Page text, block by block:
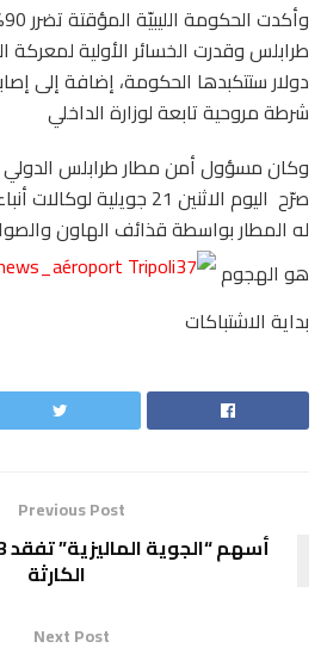
طرابلس وقدرت الخسائر الأولية
شرطة مروحية تابعة لوزارة الداخلي
وكان مسؤول أمن مطار طرابلس الدولي
صرّح اليوم الاثنين 21
له المطار بواسطة قذائف الهاون
هو الهجوم
بداية الاشتباكات
Previous Post
الكارثة
Next Post